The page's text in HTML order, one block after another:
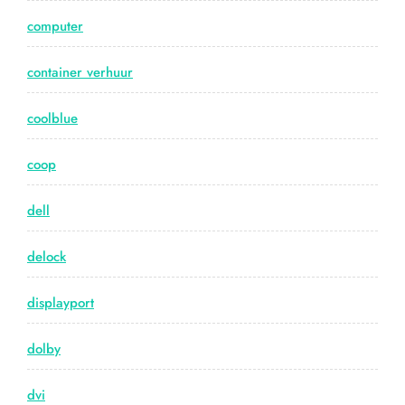
computer
container verhuur
coolblue
coop
dell
delock
displayport
dolby
dvi